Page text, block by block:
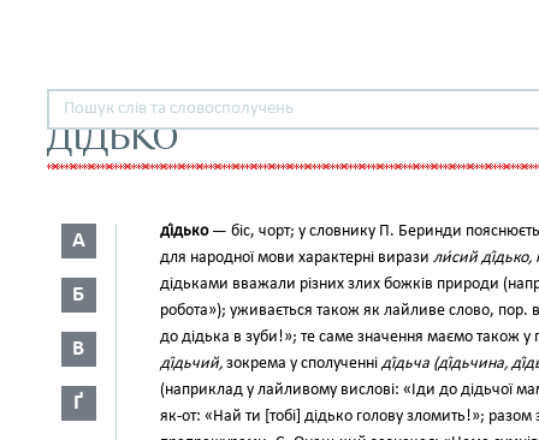
ДІДЬКО
А
Б
В
Ґ
ді́дько— біс, чорт; у словнику П. Беринди
для народної мови характерні вирази ли́сий ді́дько,
дідь­ками вважали різних злих божків природи
робо­та»); уживається також як лайливе слово, пop.
до дідька в зуби!»; те саме значення маємо також у
ді́дьчий, зокрема у сполученні ді́дьча (ді́дьчина,
(наприклад у лайливому вислові: «Іди до дідьчої
як-от: «Най ти [тобі] дідько голову зломить!»;